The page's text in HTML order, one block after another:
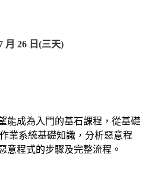
月 26 日(三天)
能成為入門的基石課程，從基礎
業系統基礎知識，分析惡意程
意程式的步驟及完整流程。